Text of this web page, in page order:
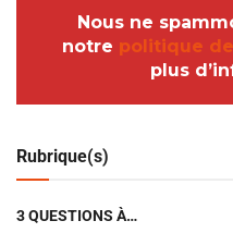
Nous ne
notre politique
plus
Rubrique(s)
3 QUESTIONS À…